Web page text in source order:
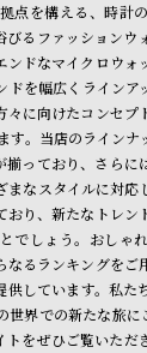
点を構える、時計
るファッションウ
ドなマイクロウォ
を幅広くラインア
々に向けたコンセプ
す。当店のラインナ
揃っており、さらに
まなスタイルに対応
おり、新たなトレン
でしょう。おしゃ
なるランキングをご
供しています。私た
世界での新たな旅
をぜひご覧いただ